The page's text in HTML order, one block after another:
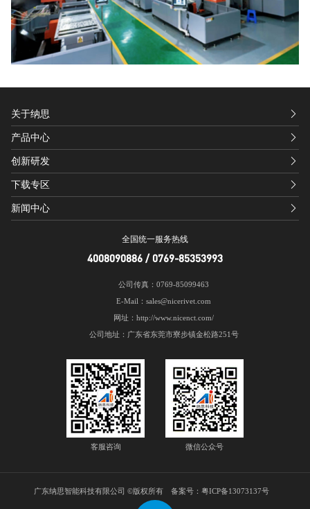
关于纳思
产品中心
创新研发
下载专区
新闻中心
全国统一服务热线
4008090886 / 0769-85353993
公司传真：0769-85099463
E-Mail：sales@nicerivet.com
网址：http://www.nicenct.com/
公司地址：广东省东莞市寮步镇金松路251号
客服咨询 微信公众号
广东纳思智能科技有限公司 ©版权所有 备案号： 粤ICP备13073137号